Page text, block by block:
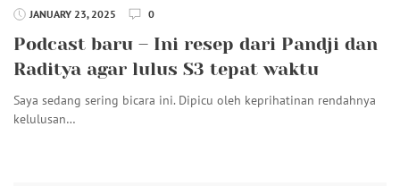
JANUARY 23, 2025 0
Podcast baru – Ini resep dari Pandji dan
Raditya agar lulus S3 tepat waktu
Saya sedang sering bicara ini. Dipicu oleh keprihatinan rendahnya
kelulusan…